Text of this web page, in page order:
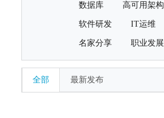
数据库 高可用架构
软件研发 IT运维
名家分享 职业发展
全部 最新发布